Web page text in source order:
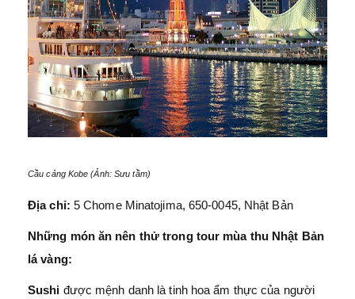
Cầu cảng Kobe (Ảnh: Sưu tầm)
Địa chỉ: 5 Chome Minatojima, 650-0045, Nhật Bản
Những món ăn nên thử trong tour mùa thu Nhật Bản
lá vàng:
Sushi được mệnh danh là tinh hoa ẩm thực của người